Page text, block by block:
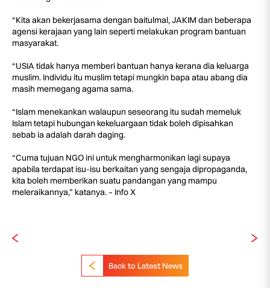
“Kita akan bekerjasama dengan baitulmal, JAKIM dan beberapa
agensi kerajaan yang lain seperti melakukan program bantuan
masyarakat.
“USIA tidak hanya memberi bantuan hanya kerana dia keluarga
muslim. Individu itu muslim tetapi mungkin bapa atau abang dia
masih memegang agama sama.
“Islam menekankan walaupun seseorang itu sudah memeluk
Islam tetapi hubungan kekeluargaan tidak boleh dipisahkan
sebab ia adalah darah daging.
“Cuma tujuan NGO ini untuk mengharmonikan lagi supaya
apabila terdapat isu-isu berkaitan yang sengaja dipropaganda,
kita boleh memberikan suatu pandangan yang mampu
meleraikannya,” katanya. – Info X
Back to Latest News